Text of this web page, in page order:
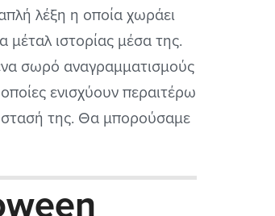
λέξη η οποία χωράει
μέταλ ιστορίας μέσα της.
σωρό αναγραμματισμούς
οποίες ενισχύουν περαιτέρω
της. Θα μπορούσαμε
από τον Ιούλιο